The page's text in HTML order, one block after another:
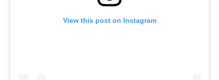
View this post on Instagram